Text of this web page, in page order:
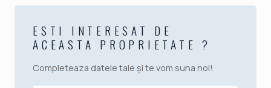
ESTI INTERESAT DE
ACEASTA PROPRIETATE ?
Completeaza datele tale și te vom suna noi!